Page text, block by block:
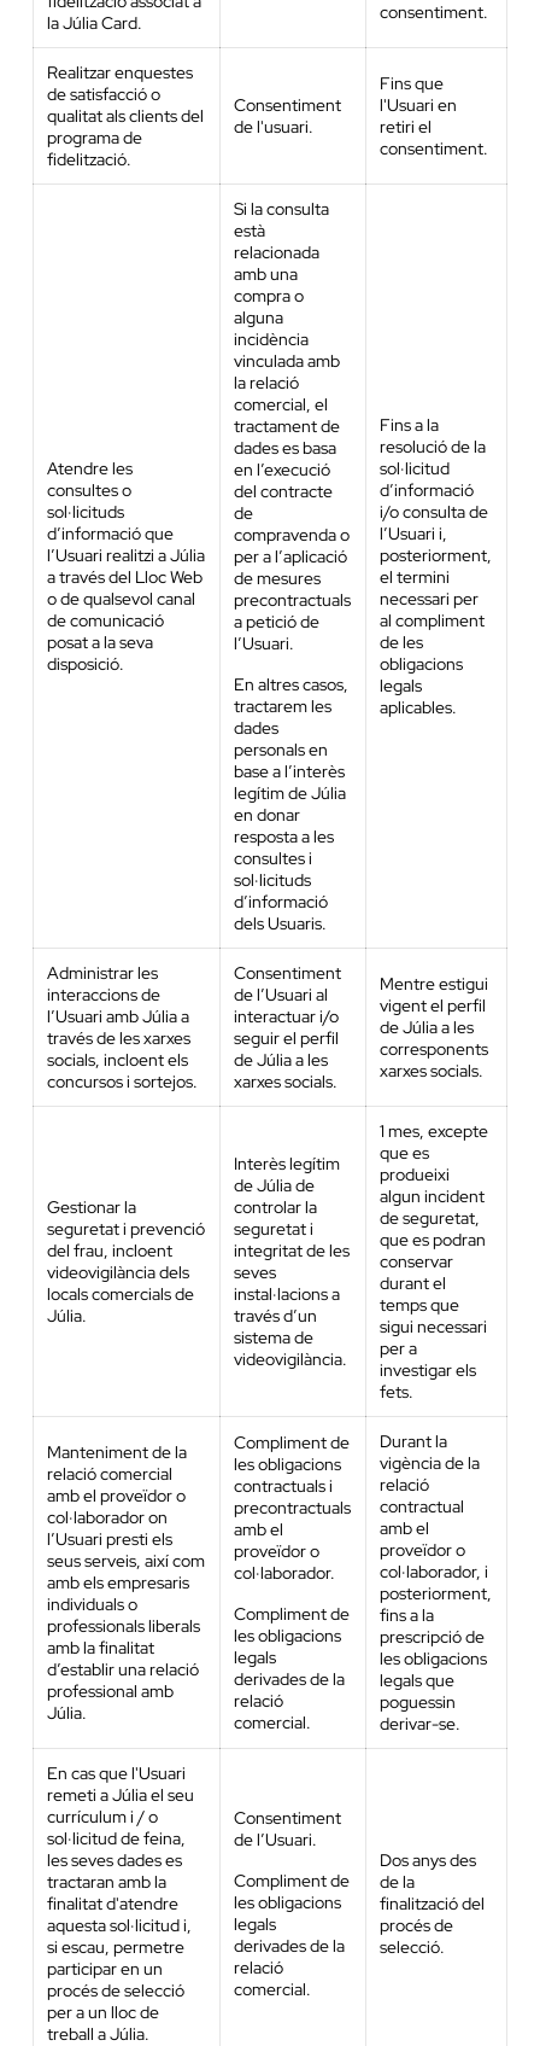
la Júlia Card.
consentiment.
Realitzar enquestes
de satisfacció o
qualitat als clients del
programa de
fidelització.
Consentiment
de l'usuari.
Fins que
l'Usuari en
retiri el
consentiment.
Atendre les
consultes o
sol·licituds
d’informació que
l’Usuari realitzi a Júlia
a través del Lloc Web
o de qualsevol canal
de comunicació
posat a la seva
disposició.
Si la consulta
està
relacionada
amb una
compra o
alguna
incidència
vinculada amb
la relació
comercial, el
tractament de
dades es basa
en l’execució
del contracte
de
compravenda o
per a l’aplicació
de mesures
precontractuals
a petició de
l’Usuari.
En altres casos,
tractarem les
dades
personals en
base a l’interès
legítim de Júlia
en donar
resposta a les
consultes i
sol·licituds
d’informació
dels Usuaris.
Fins a la
resolució de la
sol·licitud
d’informació
i/o consulta de
l’Usuari i,
posteriorment,
el termini
necessari per
al compliment
de les
obligacions
legals
aplicables.
Administrar les
interaccions de
l’Usuari amb Júlia a
través de les xarxes
socials, incloent els
concursos i sortejos.
Consentiment
de l’Usuari al
interactuar i/o
seguir el perfil
de Júlia a les
xarxes socials.
Mentre estigui
vigent el perfil
de Júlia a les
corresponents
xarxes socials.
Gestionar la
seguretat i prevenció
del frau, incloent
videovigilància dels
locals comercials de
Júlia.
Interès legítim
de Júlia de
controlar la
seguretat i
integritat de les
seves
instal·lacions a
través d’un
sistema de
videovigilància.
1 mes, excepte
que es
produeixi
algun incident
de seguretat,
que es podran
conservar
durant el
temps que
sigui necessari
per a
investigar els
fets.
Manteniment de la
relació comercial
amb el proveïdor o
col·laborador on
l’Usuari presti els
seus serveis, així com
amb els empresaris
individuals o
professionals liberals
amb la finalitat
d’establir una relació
professional amb
Júlia.
Compliment de
les obligacions
contractuals i
precontractuals
amb el
proveïdor o
col·laborador.
Compliment de
les obligacions
legals
derivades de la
relació
comercial.
Durant la
vigència de la
relació
contractual
amb el
proveïdor o
col·laborador, i
posteriorment,
fins a la
prescripció de
les obligacions
legals que
poguessin
derivar-se.
En cas que l'Usuari
remeti a Júlia el seu
currículum i / o
sol·licitud de feina,
les seves dades es
tractaran amb la
finalitat d'atendre
aquesta sol·licitud i,
si escau, permetre
participar en un
procés de selecció
per a un lloc de
treball a Júlia.
Consentiment
de l’Usuari.
Compliment de
les obligacions
legals
derivades de la
relació
comercial.
Dos anys des
de la
finalització del
procés de
selecció.